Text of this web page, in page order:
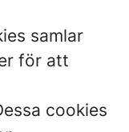
samlar
för att
cookies